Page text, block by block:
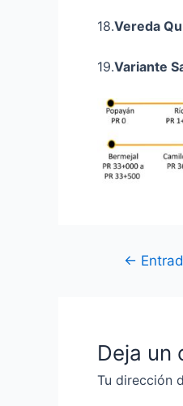
18.Vereda
19.Variante
←
Deja un
Tu dirección